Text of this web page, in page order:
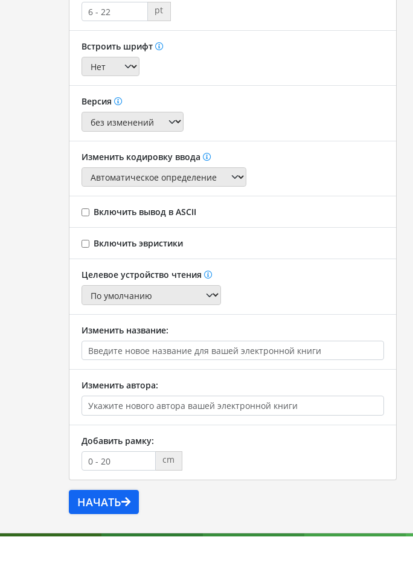
pt
Встроить шрифт
Версия
Изменить кодировку ввода
Включить вывод в ASCII
Включить эвристики
Целевое устройство чтения
Изменить название:
Изменить автора:
Добавить рамку:
cm
НАЧАТЬ